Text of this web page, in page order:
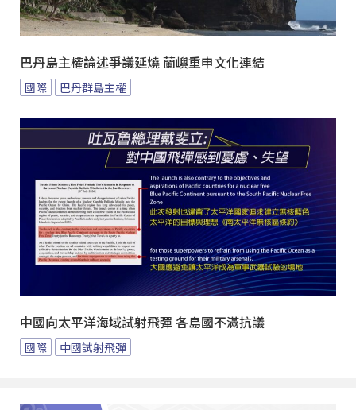
巴丹島主權論述爭議延燒 蘭嶼重申文化連結
國際 巴丹群島主權
中國向太平洋海域試射飛彈 各島國不滿抗議
國際 中國試射飛彈